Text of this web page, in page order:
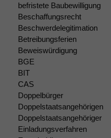
befristete Baubewilligung
Beschaffungsrecht
Beschwerdelegitimation
Betreibungsferien
Beweiswürdigung
BGE
BIT
CAS
Doppelbürger
Doppelstaatsangehörigen
Doppelstaatsangehöriger
Einladungsverfahren